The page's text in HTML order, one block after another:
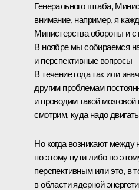
Генерального штаба,
внимание, например, я
Министерства обороны и с
В ноябре мы собираемся
и перспективные вопросы
В течение года так или
другим проблемам
и проводим такой
смотрим, куда надо
Но когда возникают между
по этому пути либо по
перспективным или это, в
в области ядерной